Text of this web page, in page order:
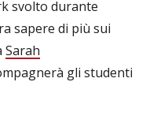
svolto durante
sapere di più sui
Sarah
gli studenti